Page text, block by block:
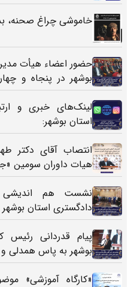
خاموشی چراغ صحنه،
حضور اعضاء هیأت
بوشهر در پنجاه و
کانون‌های وکلای
لینک‌های خبری و
استان بوشهر:
انتصاب آقای دکتر
هیات داوران سومین
نشست هم اندیشی
دادگستری استان بوشهر
پیام قدردانی رئیس
بوشهر به پاس همدلی
«کارگاه آموزشی»